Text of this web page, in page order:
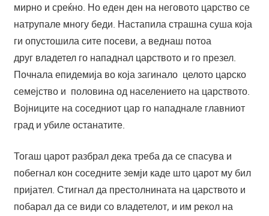
мирно и среќно. Но еден ден на неговото царство се
натрупале многу беди. Настапила страшна суша која
ги опустошила сите посеви, а веднаш потоа
друг владетел го нападнал царството и го презел.
Почнала епидемија во која загинало целото царско
семејство и половина од населението на царството.
Војниците на соседниот цар го нападнале главниот
град и убиле останатите.
Тогаш царот разбрал дека треба да се спасува и
побегнал кон соседните земји каде што царот му бил
пријател. Стигнал да престолнината на царството и
побарал да се види со владетелот, и им рекол на